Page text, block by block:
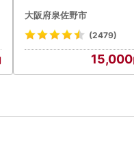
大阪府泉佐野市
(2479)
15,000